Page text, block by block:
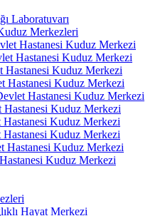
Laboratuvarı
Merkezleri
Hastanesi Kuduz Merkezi
Hastanesi Kuduz Merkezi
Hastanesi Kuduz Merkezi
Hastanesi Kuduz Merkezi
Hastanesi Kuduz Merkezi
Hastanesi Kuduz Merkezi
Kuduz Merkezi
Kuduz Merkezi
Hastanesi Kuduz Merkezi
Kuduz Merkezi
Hayat Merkezi